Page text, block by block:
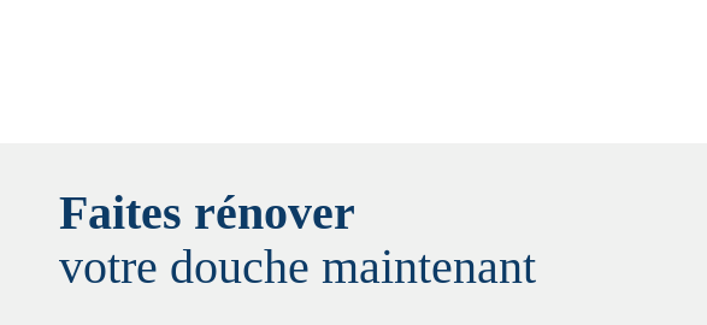
Faites rénover
votre douche maintenant